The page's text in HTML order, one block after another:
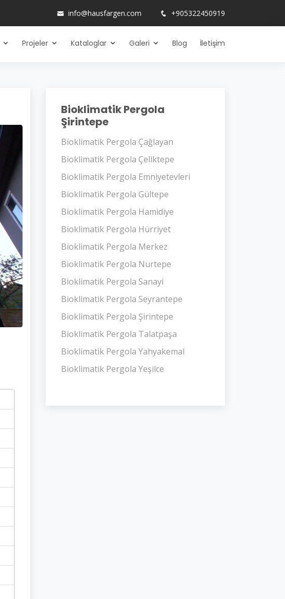
info@hausfargen.com +905322450919
Projeler Kataloglar Galeri Blog İletişim
Bioklimatik Pergola
Şirintepe
Bioklimatik Pergola Çağlayan
Bioklimatik Pergola Çeliktepe
Bioklimatik Pergola Emniyetevleri
Bioklimatik Pergola Gültepe
Bioklimatik Pergola Hamidiye
Bioklimatik Pergola Hürriyet
Bioklimatik Pergola Merkez
Bioklimatik Pergola Nurtepe
Bioklimatik Pergola Sanayi
Bioklimatik Pergola Seyrantepe
Bioklimatik Pergola Şirintepe
Bioklimatik Pergola Talatpaşa
Bioklimatik Pergola Yahyakemal
Bioklimatik Pergola Yeşilce